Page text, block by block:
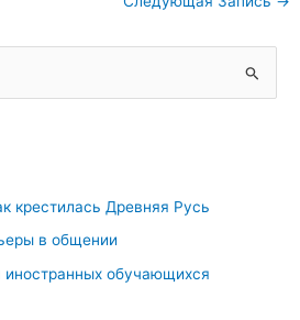
крестилась Древняя Русь
в общении
обучающихся